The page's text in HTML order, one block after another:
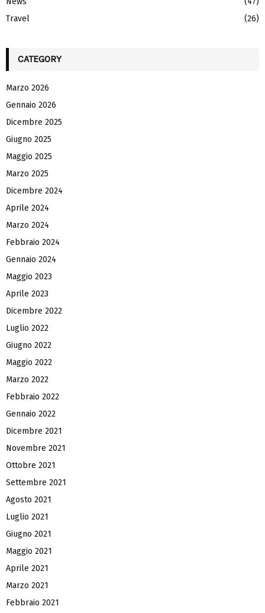
Travel
(26)
CATEGORY
Marzo 2026
Gennaio 2026
Dicembre 2025
Giugno 2025
Maggio 2025
Marzo 2025
Dicembre 2024
Aprile 2024
Marzo 2024
Febbraio 2024
Gennaio 2024
Maggio 2023
Aprile 2023
Dicembre 2022
Luglio 2022
Giugno 2022
Maggio 2022
Marzo 2022
Febbraio 2022
Gennaio 2022
Dicembre 2021
Novembre 2021
Ottobre 2021
Settembre 2021
Agosto 2021
Luglio 2021
Giugno 2021
Maggio 2021
Aprile 2021
Marzo 2021
Febbraio 2021